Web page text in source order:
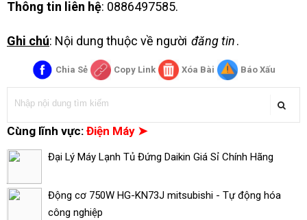
Thông tin liên hệ: 0886497585.
Ghi chú: Nội dung thuộc về người đăng tin.
Chia Sẻ Copy Link Xóa Bài Báo Xấu
Cùng lĩnh vực: Điện Máy ➤
Đại Lý Máy Lạnh Tủ Đứng Daikin Giá Sỉ Chính Hãng
Động cơ 750W HG-KN73J mitsubishi - Tự động hóa
công nghiệp